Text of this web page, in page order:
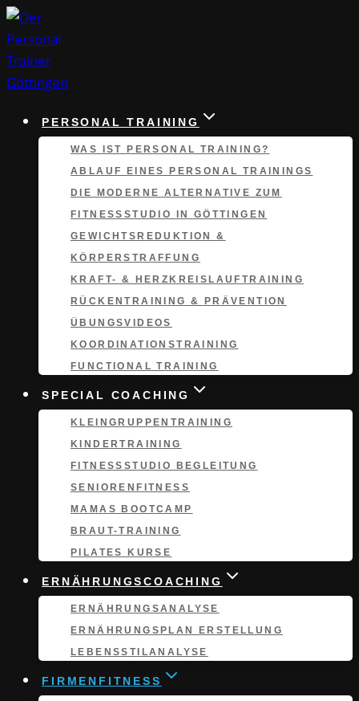
Zum
Inhalt
springen
PERSONAL TRAINING
WAS IST PERSONAL TRAINING?
ABLAUF EINES PERSONAL TRAININGS
DIE MODERNE ALTERNATIVE ZUM
FITNESSSTUDIO IN GÖTTINGEN
GEWICHTSREDUKTION &
KÖRPERSTRAFFUNG
KRAFT- & HERZKREISLAUFTRAINING
RÜCKENTRAINING & PRÄVENTION
ÜBUNGSVIDEOS
KOORDINATIONS­TRAINING
FUNCTIONAL TRAINING
SPECIAL COACHING
KLEINGRUPPEN­TRAINING
KINDERTRAINING
FITNESSSTUDIO BEGLEITUNG
SENIORENFITNESS
MAMAS BOOTCAMP
BRAUT-TRAINING
PILATES KURSE
ERNÄHRUNGSCOACHING
ERNÄHRUNGS­ANALYSE
ERNÄHRUNGSPLAN ERSTELLUNG
LEBENSSTILANALYSE
FIRMENFITNESS